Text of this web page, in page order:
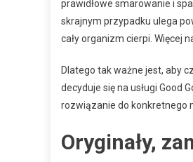
prawidłowe smarowanie i
skrajnym przypadku ulega
cały organizm cierpi. Więcej
Dlatego tak ważne jest, aby
decyduje się na usługi Good
rozwiązanie do konkretnego
Oryginały,